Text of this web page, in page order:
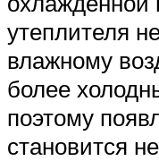
утеплителя
влажному
более
поэтому
становится